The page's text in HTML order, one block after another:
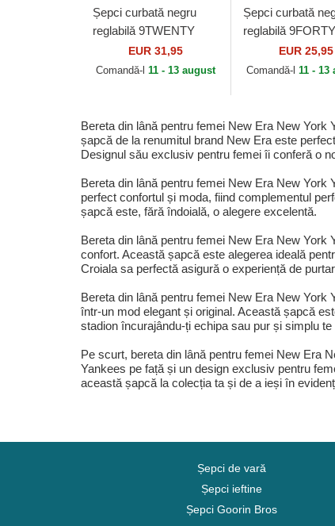
Șepci curbată negru
reglabilă 9TWENTY
Broderie de New York
Yankees MLB de New
EUR 31,95
Comandă-l 11 - 13 august
Șepci curbată
reglabilă 9FORTY
Essential de New
Yankees MLB
EUR 25,95
Comandă-l 11 - 13
Bereta din lână pentru femei New Era New
șapcă de la renumitul brand New Era este
Designul său exclusiv pentru femei îi conferă o
Bereta din lână pentru femei New Era New
perfect confortul și moda, fiind complementul
șapcă este, fără îndoială, o alegere excelentă.
Bereta din lână pentru femei New Era New York
confort. Această șapcă este alegerea ideală
Croiala sa perfectă asigură o experiență de
Bereta din lână pentru femei New Era New
într-un mod elegant și original. Această șapcă
stadion încurajându-ți echipa sau pur și simplu
Pe scurt, bereta din lână pentru femei New Era
Yankees pe față și un design exclusiv pentru
această șapcă la colecția ta și de a ieși în
Șepci de vară
Șepci ieftine
Șepci Goorin Bros